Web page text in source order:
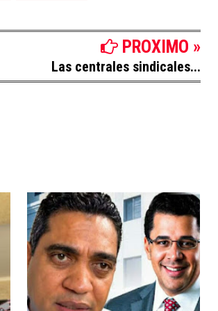
PROXIMO »
Las centrales sindicales...